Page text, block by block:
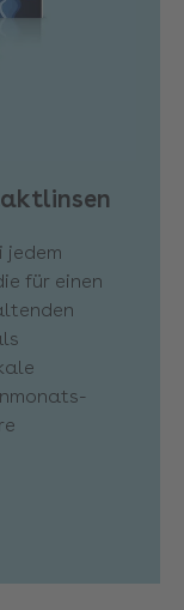
jedem
für einen